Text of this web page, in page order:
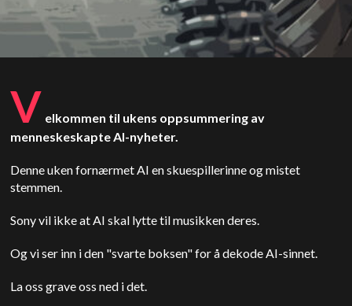
V elkommen til ukens oppsummering av
menneskeskapte AI-nyheter.
Denne uken fornærmet AI en skuespillerinne og mistet
stemmen.
Sony vil ikke at AI skal lytte til musikken deres.
Og vi ser inn i den "svarte boksen" for å dekode AI-sinnet.
La oss grave oss ned i det.